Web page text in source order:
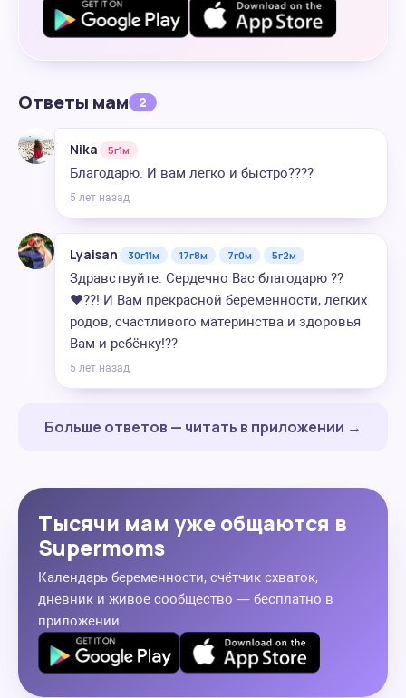
Ответы мам 2
Nika 5г1м
Благодарю. И вам легко и быстро????
5 лет назад
Lyaisan 30г11м 17г8м 7г0м 5г2м
Здравствуйте. Сердечно Вас благодарю ??
❤️??! И Вам прекрасной беременности, легких
родов, счастливого материнства и здоровья
Вам и ребёнку!??
5 лет назад
Больше ответов — читать в приложении →
Тысячи мам уже общаются в
Supermoms
Календарь беременности, счётчик схваток,
дневник и живое сообщество — бесплатно в
приложении.